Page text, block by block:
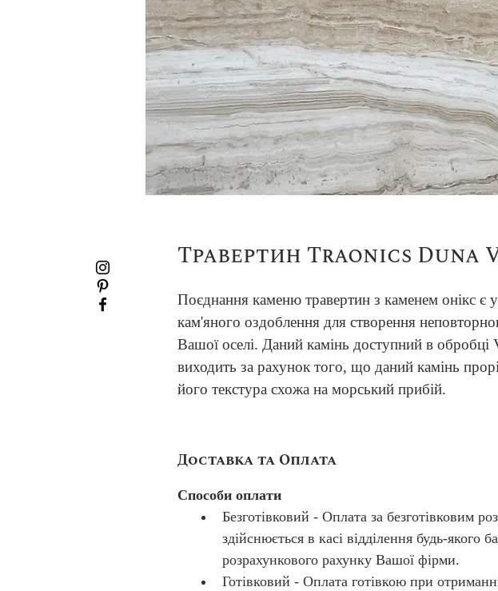
Травертин Traonics Duna
Поєднання каменю травертин з каменем онікс є
кам'яного оздоблення для створення
Вашої оселі. Даний камінь доступний в обробці
виходить за рахунок того, що даний камінь
його текстура схожа на морський прибій.
Доставка та Оплата
Способи оплати
Безготівковий - Оплата за безготівковим
здійснюється в касі відділення будь-якого
розрахункового рахунку Вашої фірми.
Готівковий - Оплата готівкою при